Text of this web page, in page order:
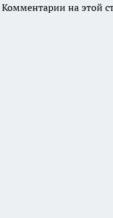
Комментарии на этой